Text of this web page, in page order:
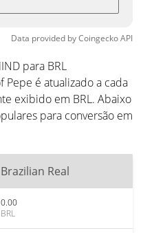
Data provided byCoingeckoAPI
para BRL
é atualizado a cada
exibido em BRL. Abaixo
para conversão em
Brazilian Real
0.00
BRL